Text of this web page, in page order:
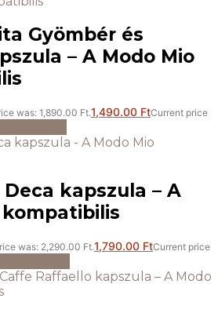
Gyömbér és
– A Modo Mio
was: 1,890.00 Ft.1,490.00 FtCurrent price
kapszula – A
kompatibilis
was: 2,290.00 Ft.1,790.00 FtCurrent price